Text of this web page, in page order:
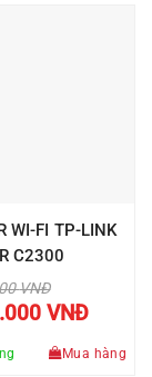
WI-FI TP-LINK
C2300
VNĐ
Giá
gốc
là:
VNĐ
Giá
hiện
là:
4.199.000
Mua hàng